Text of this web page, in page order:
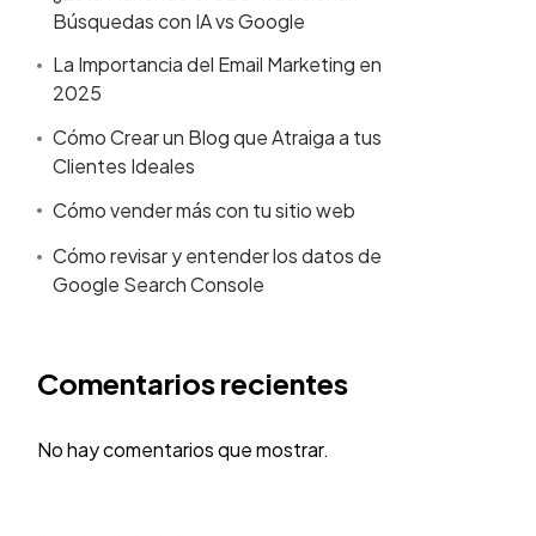
Búsquedas con IA vs Google
La Importancia del Email Marketing en
2025
Cómo Crear un Blog que Atraiga a tus
Clientes Ideales
Cómo vender más con tu sitio web
Cómo revisar y entender los datos de
Google Search Console
Comentarios recientes
No hay comentarios que mostrar.